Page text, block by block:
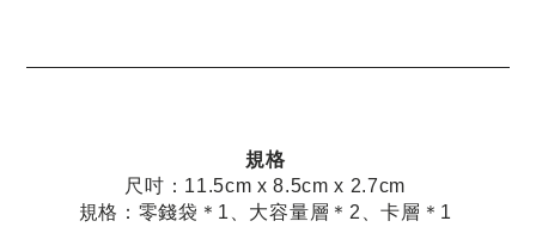
規格
尺吋：11.5cm x 8.5cm x 2.7cm
規格：零錢袋＊1、大容量層＊2、卡層＊1